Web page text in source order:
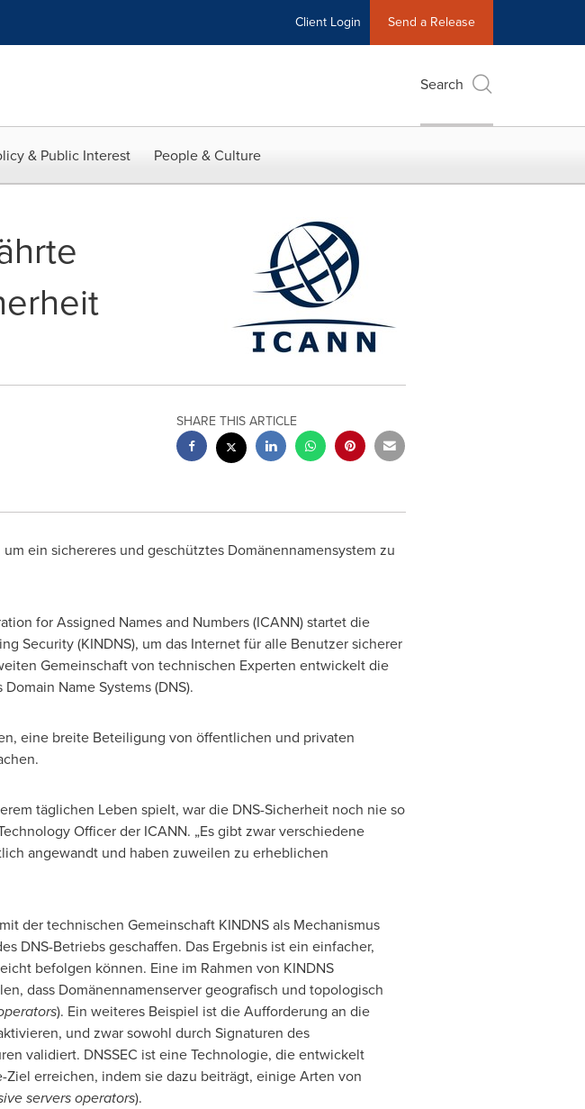
Client Login Send a Release
Search
& Public Interest People & Culture
SHARE THIS ARTICLE
ein sichereres und geschütztes Domänennamensystem zu
for Assigned Names and Numbers (ICANN) startet die
Security (KINDNS), um das Internet für alle Benutzer sicherer
Gemeinschaft von technischen Experten entwickelt die
Name Systems (DNS).
eine breite Beteiligung von öffentlichen und privaten
täglichen Leben spielt, war die DNS-Sicherheit noch nie so
Officerder ICANN. „Es gibt zwar verschiedene
angewandt und haben zuweilen zu erheblichen
der technischen Gemeinschaft KINDNS als Mechanismus
DNS-Betriebs geschaffen. Das Ergebnis ist ein einfacher,
befolgen können. Eine im Rahmen von KINDNS
dass Domänennamenserver geografisch und topologisch
). Ein weiteres Beispiel ist die Aufforderung an die
und zwar sowohl durch Signaturen des
validiert. DNSSEC ist eine Technologie, die entwickelt
erreichen, indem sie dazu beiträgt, einige Arten von
servers operators).